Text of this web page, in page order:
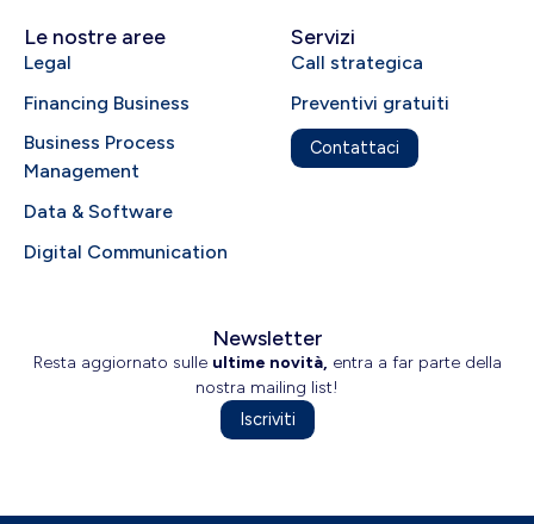
Le nostre aree
Legal
Financing Business
Business Process
Management
Data & Software
Digital Communication
Servizi
Call strategica
Preventivi gratuiti
Contattaci
Newsletter
Resta aggiornato sulle ultime novità, entra a far parte della
nostra mailing list!
Iscriviti